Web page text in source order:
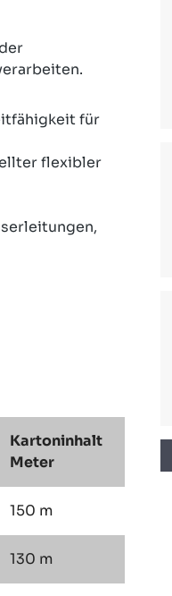
für
flexibler
Kartoninhalt
Meter
150 m
130 m